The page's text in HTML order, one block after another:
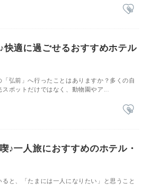
適に過ごせるおすすめホテル
弘前」へ行ったことはありますか？多くの自
ポットだけではなく、動物園やア...
♪一人旅におすすめのホテル・
と、「たまには一人になりたい」と思うこと